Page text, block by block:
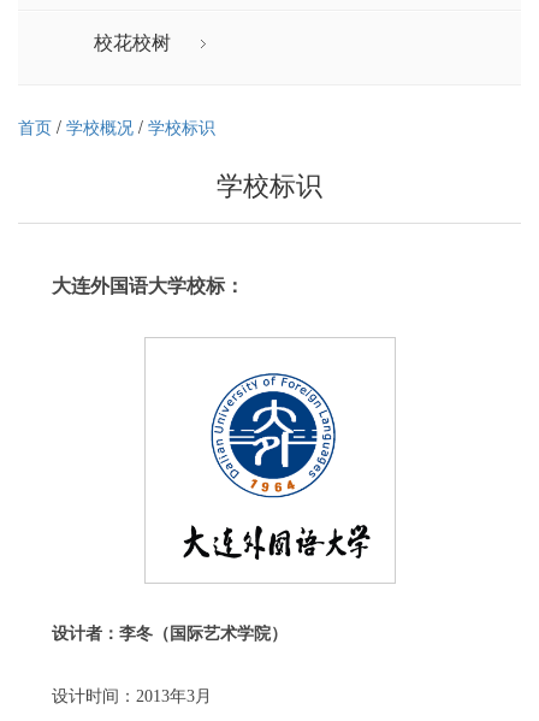
校花校树
首页 / 学校概况 / 学校标识
学校标识
大连外国语大学校标：
设计者：李冬（国际艺术学院）
设计时间：2013年3月